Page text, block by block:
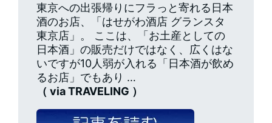
東京への出張帰りにフラっと寄れる日本
酒のお店、「はせがわ酒店 グランスタ
東京店」。 ここは、「お土産としての
日本酒」の販売だけではなく、広くはな
いですが10人弱が入れる「日本酒が飲め
るお店」でもあり …
（ via TRAVELING ）